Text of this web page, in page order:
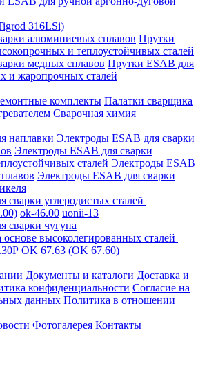
316LSi)
алюминиевых сплавов Прутки
и теплоустойчивых сталей
медных сплавов Прутки ESAB для
и жаропрочных сталей
комплекты Палатки сварщика
Сварочная химия
наплавки Электроды ESAB для сварки
Электроды ESAB для сварки
сталей Электроды ESAB
Электроды ESAB для сварки
сварки углеродистых сталей
ok-46.00 uonii-13
сварки чугуна
высоколегированных сталей
OK 67.63 (OK 67.60)
Документы и каталоги Доставка и
конфиденциальности Согласие на
данных Политика в отношении
Фотогалерея Контакты